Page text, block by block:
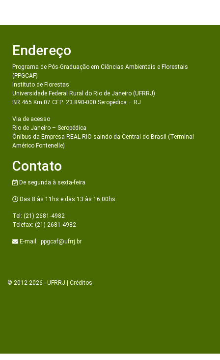
Endereço
Programa de Pós-Graduação em Ciências Ambientais e Florestais
(PPGCAF)
Instituto de Florestas
Universidade Federal Rural do Rio de Janeiro (UFRRJ)
BR 465 Km 07 CEP: 23.890-000 Seropédica – RJ
Via de acesso
Rio de Janeiro – Seropédica
Ônibus da Empresa REAL RIO saindo da Central do Brasil (Terminal
Américo Fontenelle)
Contato
De segunda à sexta-feira
Das 8 às 11hs e das 13 às 16:00hs
Tel: (21) 2681-4982
Telefax: (21) 2681-4982
E-mail: ppgcaf@ufrrj.br
© 2012-2026 - UFRRJ | Créditos